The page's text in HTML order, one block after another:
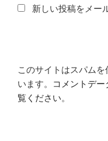
新しい投稿をメー
このサイトはスパム
います。
コメントデ
覧ください。